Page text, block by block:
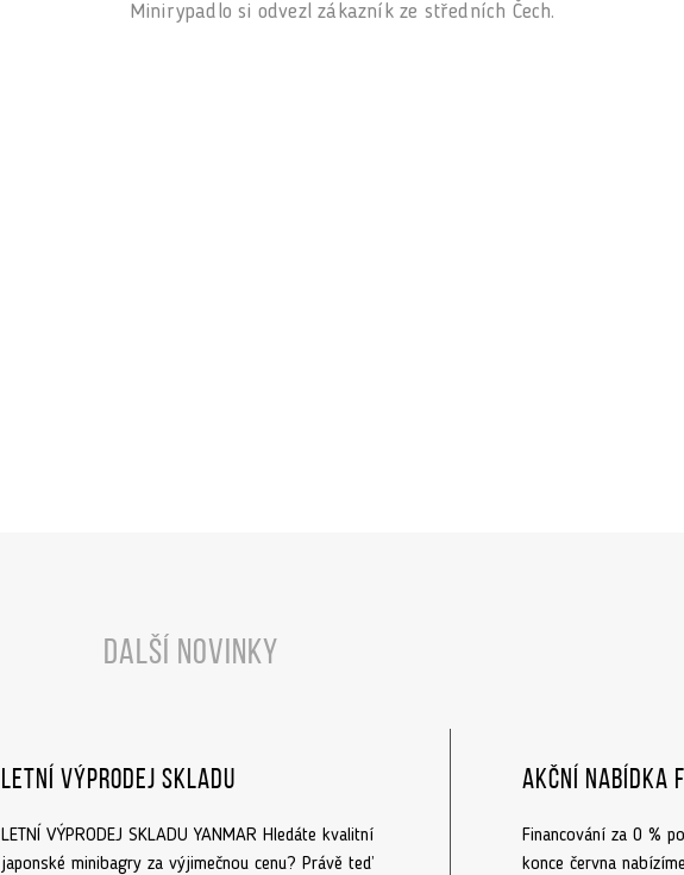
Minirypadlo si odvezl zákazník ze středních Čech.
Další novinky
Letní výprodej skladu
LETNÍ VÝPRODEJ SKLADU YANMAR Hledáte kvalitní
japonské minibagry za výjimečnou cenu? Právě teď
Akční nabídka
Financování za 0 %
konce června